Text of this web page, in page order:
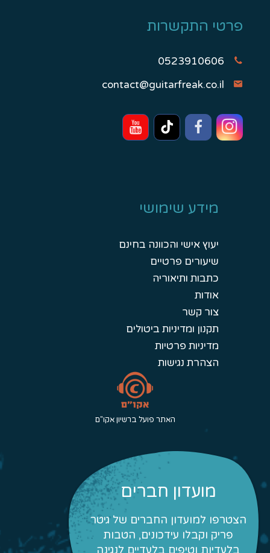
פרטי התקשרות
0523910606
contact@guitarfreak.co.il
מידע שימושי
יעוץ אישי והכוונה בחינם
שיעורים פרטיים
כתבות ותיאוריה
אודות
צור קשר
תקנון ומדיניות ביטולים
מדיניות פרטיות
הצהרת נגישות
האתר פועל ברשיון אקו"ם
מועדון חברים
הצטרפו למועדון החברים של גיטר
פריק וקבלו עידכונים, הטבות
בלעדיות וטיפים בלעדיים לנגינה